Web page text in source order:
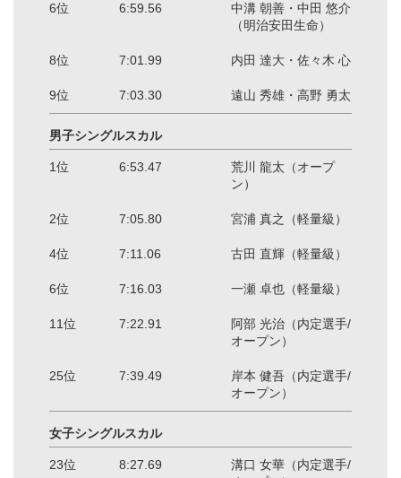
6位 6:59.56
中溝 朝善・中田 悠介
（明治安田生命）
8位 7:01.99 内田 達大・佐々木 心
9位 7:03.30 遠山 秀雄・高野 勇太
男子シングルスカル
1位 6:53.47
荒川 龍太（オープ
ン）
2位 7:05.80 宮浦 真之（軽量級）
4位 7:11.06 古田 直輝（軽量級）
6位 7:16.03 一瀬 卓也（軽量級）
11位 7:22.91
阿部 光治（内定選手/
オープン）
25位 7:39.49
岸本 健吾（内定選手/
オープン）
女子シングルスカル
23位 8:27.69
溝口 女華（内定選手/